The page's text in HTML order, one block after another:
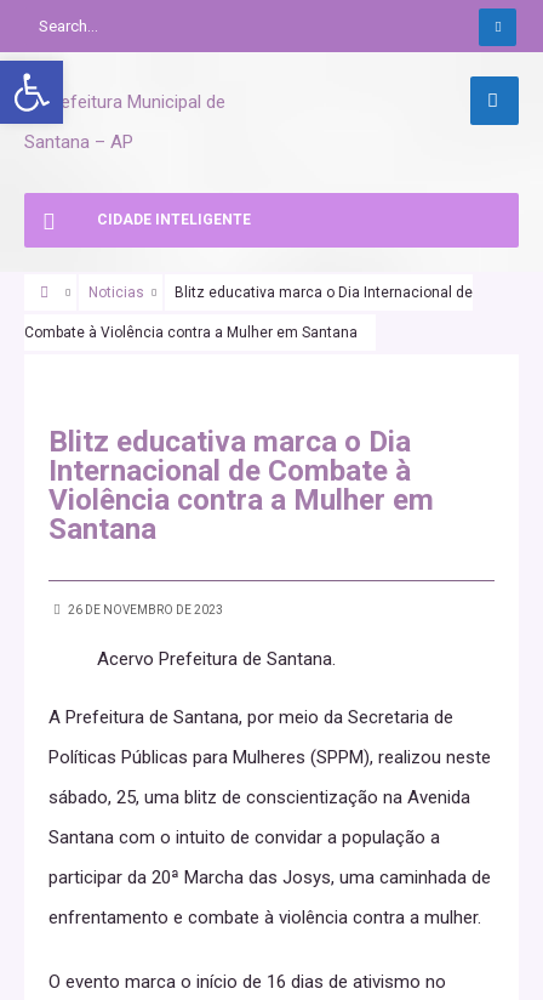
Abrir a barra de ferramentas
CIDADE INTELIGENTE
Noticias Blitz educativa marca o Dia Internacional de
Combate à Violência contra a Mulher em Santana
Blitz educativa marca o Dia
Internacional de Combate à
Violência contra a Mulher em
Santana
26 DE NOVEMBRO DE 2023
Acervo Prefeitura de Santana.
A Prefeitura de Santana, por meio da Secretaria de
Políticas Públicas para Mulheres (SPPM), realizou neste
sábado, 25, uma blitz de conscientização na Avenida
Santana com o intuito de convidar a população a
participar da 20ª Marcha das Josys, uma caminhada de
enfrentamento e combate à violência contra a mulher.
O evento marca o início de 16 dias de ativismo no